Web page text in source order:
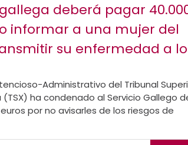
deberá pagar
informar a una mujer del
su enfermedad a
Administrativo del Tribunal
(TSX) ha condenado al Servicio Gallego
por no avisarles de los riesgos de